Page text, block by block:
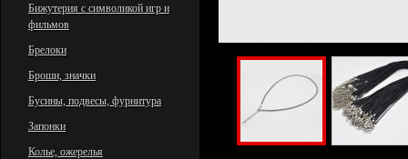
Бижутерия с символикой игр и
фильмов
Брелоки
Броши, значки
Бусины, подвесы, фурнитура
Запонки
Колье, ожерелья